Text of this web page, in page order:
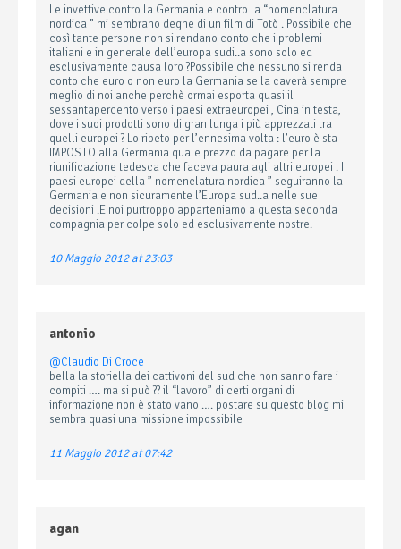
Le invettive contro la Germania e contro la “nomenclatura
nordica ” mi sembrano degne di un film di Totò . Possibile che
così tante persone non si rendano conto che i problemi
italiani e in generale dell’europa sudi..a sono solo ed
esclusivamente causa loro ?Possibile che nessuno si renda
conto che euro o non euro la Germania se la caverà sempre
meglio di noi anche perchè ormai esporta quasi il
sessantapercento verso i paesi extraeuropei , Cina in testa,
dove i suoi prodotti sono di gran lunga i più apprezzati tra
quelli europei ? Lo ripeto per l’ennesima volta : l’euro è sta
IMPOSTO alla Germania quale prezzo da pagare per la
riunificazione tedesca che faceva paura agli altri europei . I
paesi europei della ” nomenclatura nordica ” seguiranno la
Germania e non sicuramente l’Europa sud..a nelle sue
decisioni .E noi purtroppo apparteniamo a questa seconda
compagnia per colpe solo ed esclusivamente nostre.
10 Maggio 2012 at 23:03
antonio
@Claudio Di Croce
bella la storiella dei cattivoni del sud che non sanno fare i
compiti …. ma si può ?? il “lavoro” di certi organi di
informazione non è stato vano …. postare su questo blog mi
sembra quasi una missione impossibile
11 Maggio 2012 at 07:42
agan